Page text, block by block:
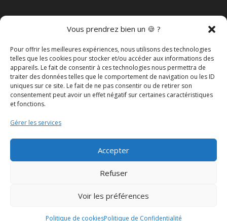
Vous prendrez bien un 🍪 ?
Pour offrir les meilleures expériences, nous utilisons des technologies
telles que les cookies pour stocker et/ou accéder aux informations des
appareils. Le fait de consentir à ces technologies nous permettra de
traiter des données telles que le comportement de navigation ou les ID
uniques sur ce site. Le fait de ne pas consentir ou de retirer son
consentement peut avoir un effet négatif sur certaines caractéristiques
et fonctions.
Gérer les services
Accepter
Refuser
Voir les préférences
Politique de cookiesPolitique de Confidentialité
VOUS SOUHAITEZ DEVENIR
REVENDEUR
DEVENIR REVENDEUR
CGV